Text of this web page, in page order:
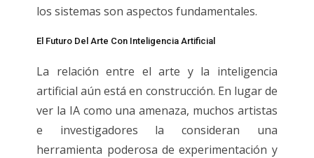
los sistemas son aspectos fundamentales.
El Futuro Del Arte Con Inteligencia Artificial
La relación entre el arte y la inteligencia
artificial aún está en construcción. En lugar de
ver la IA como una amenaza, muchos artistas
e investigadores la consideran una
herramienta poderosa de experimentación y